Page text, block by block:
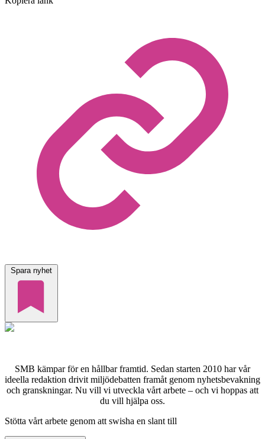
Spara nyhet
SMB kämpar för en hållbar framtid. Sedan starten 2010 har vår
ideella redaktion drivit miljödebatten framåt genom nyhetsbevakning
och granskningar. Nu vill vi utveckla vårt arbete – och vi hoppas att
du vill hjälpa oss.
Stötta vårt arbete genom att swisha en slant till